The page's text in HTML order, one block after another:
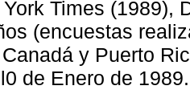
Times (1989),
(encuestas
y Puerto
de Enero de